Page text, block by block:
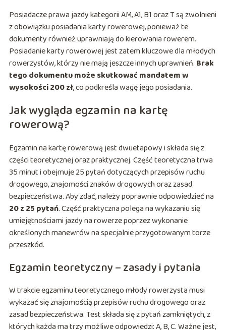
Posiadacze prawa jazdy kategorii AM, A1, B1 oraz T są zwolnieni
z obowiązku posiadania karty rowerowej, ponieważ te
dokumenty również uprawniają do kierowania rowerem.
Posiadanie karty rowerowej jest zatem kluczowe dla młodych
rowerzystów, którzy nie mają jeszcze innych uprawnień. Brak
tego dokumentu może skutkować mandatem w
wysokości 200 zł, co podkreśla wagę jego posiadania.
Jak wygląda egzamin na kartę
rowerową?
Egzamin na kartę rowerową jest dwuetapowy i składa się z
części teoretycznej oraz praktycznej. Część teoretyczna trwa
35 minut i obejmuje 25 pytań dotyczących przepisów ruchu
drogowego, znajomości znaków drogowych oraz zasad
bezpieczeństwa. Aby zdać, należy poprawnie odpowiedzieć na
20 z 25 pytań. Część praktyczna polega na wykazaniu się
umiejętnościami jazdy na rowerze poprzez wykonanie
określonych manewrów na specjalnie przygotowanym torze
przeszkód.
Egzamin teoretyczny – zasady i pytania
W trakcie egzaminu teoretycznego młody rowerzysta musi
wykazać się znajomością przepisów ruchu drogowego oraz
zasad bezpieczeństwa. Test składa się z pytań zamkniętych, z
których każda ma trzy możliwe odpowiedzi: A, B, C. Ważne jest,